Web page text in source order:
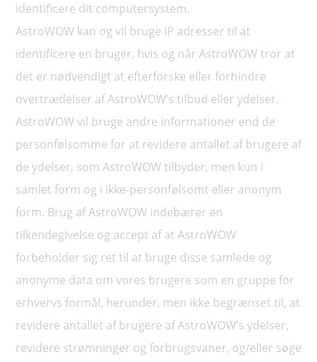
identificere dit computersystem.
AstroWOW kan og vil bruge IP adresser til at
identificere en bruger, hvis og når AstroWOW tror at
det er nødvendigt at efterforske eller forhindre
overtrædelser af AstroWOW’s tilbud eller ydelser.
AstroWOW vil bruge andre informationer end de
personfølsomme for at revidere antallet af brugere af
de ydelser, som AstroWOW tilbyder, men kun i
samlet form og i ikke-personfølsomt eller anonym
form. Brug af AstroWOW indebærer en
tilkendegivelse og accept af at AstroWOW
forbeholder sig ret til at bruge disse samlede og
anonyme data om vores brugere som en gruppe for
erhvervs formål, herunder, men ikke begrænset til, at
revidere antallet af brugere af AstroWOW’s ydelser,
revidere strømninger og forbrugsvaner, og/eller søge